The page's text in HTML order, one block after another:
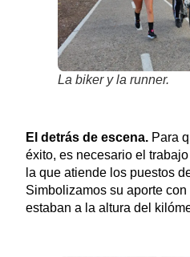
La biker y la runner.
El detrás de escena.Para
éxito, es necesario el
la que atiende los puestos
Simbolizamos su aporte
estaban a la altura del